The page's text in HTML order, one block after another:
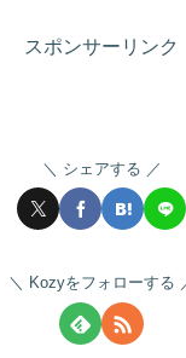
スポンサーリンク
シェアする
Kozyをフォローする